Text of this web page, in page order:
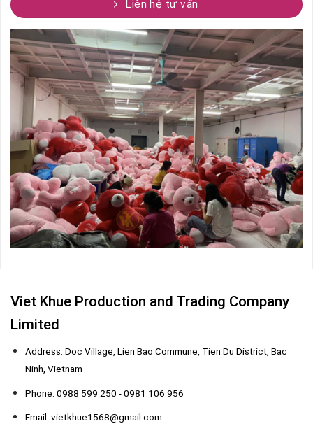
Liên hệ tư vấn
Viet Khue Production and Trading Company
Limited
Address: Doc Village, Lien Bao Commune, Tien Du District, Bac
Ninh, Vietnam
Phone: 0988 599 250 - 0981 106 956
Email: vietkhue1568@gmail.com